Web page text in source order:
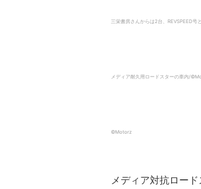
三栄書房さんからは2台、REVSPEED
メディア耐久用ロードスターの車内/
©️Motorz
メディア対抗ロー